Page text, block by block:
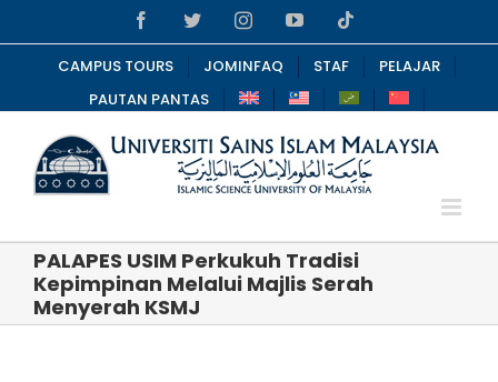
to
content
FacebookTwitterInstagramYouTube
CAMPUS TOURS JOMINFAQ STAF
PELAJAR
PAUTAN PANTAS
PALAPES USIM Perkukuh Tradisi
Kepimpinan Melalui Majlis Serah
Menyerah KSMJ